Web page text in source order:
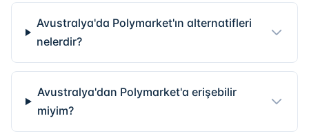
Avustralya'da Polymarket'ın alternatifleri
nelerdir?
Avustralya'dan Polymarket'a erişebilir
miyim?